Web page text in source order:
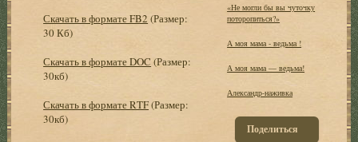
Скачать в формате FB2 (Размер:
30 Кб)
Скачать в формате DOC (Размер:
30кб)
Скачать в формате RTF(Размер:
30кб)
«Не могли бы вы чуточку
поторопиться?»
А моя мама - ведьма !
А моя мама — ведьма!
Александр-наживка
Поделиться